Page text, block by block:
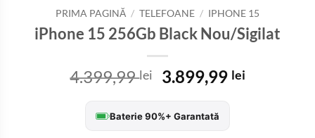
PRIMA PAGINĂ / TELEFOANE / IPHONE 15
iPhone 15 256Gb Black Nou/Sigilat
4.399,99lei
Prețul
a
fost:
3.899,99 leiPrețul
Baterie 90%+ Garantată